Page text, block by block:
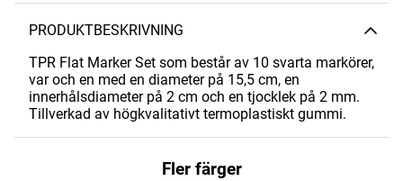
PRODUKTBESKRIVNING
TPR Flat Marker Set som består av 10 svarta markörer,
var och en med en diameter på 15,5 cm, en
innerhålsdiameter på 2 cm och en tjocklek på 2 mm.
Tillverkad av högkvalitativt termoplastiskt gummi.
Fler färger